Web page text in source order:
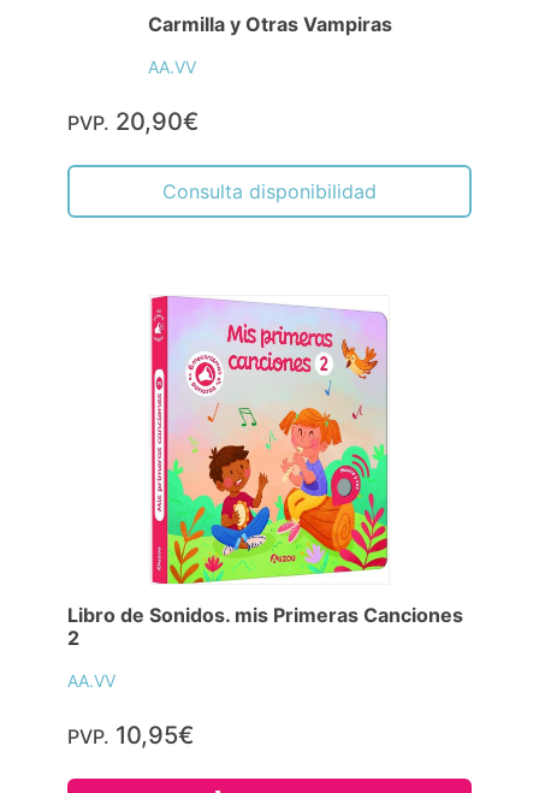
Carmilla y Otras Vampiras
AA.VV
PVP. 20,90€
Consulta disponibilidad
Libro de Sonidos. mis Primeras Canciones
2
AA.VV
PVP. 10,95€